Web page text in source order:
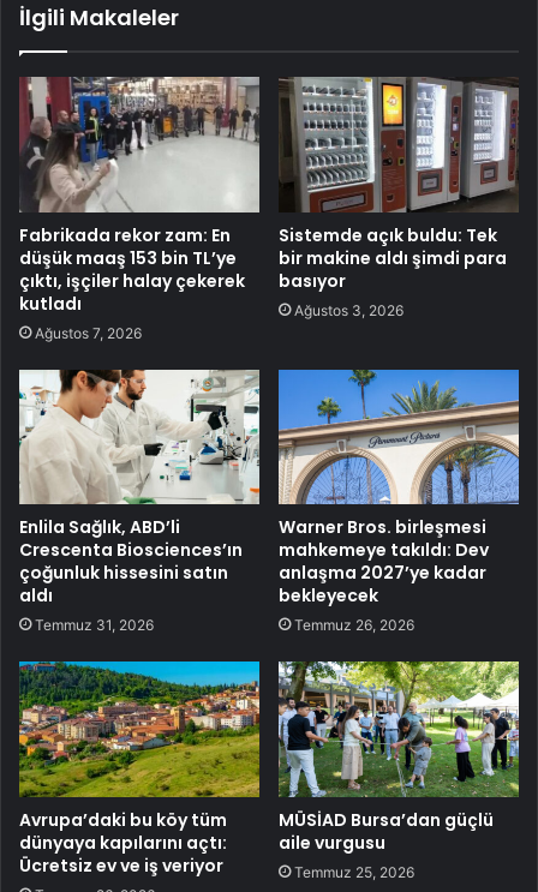
İlgili Makaleler
Fabrikada rekor zam: En
düşük maaş 153 bin TL’ye
çıktı, işçiler halay çekerek
kutladı
Ağustos 7, 2026
Sistemde açık buldu: Tek
bir makine aldı şimdi para
basıyor
Ağustos 3, 2026
Enlila Sağlık, ABD’li
Crescenta Biosciences’ın
çoğunluk hissesini satın
aldı
Temmuz 31, 2026
Warner Bros. birleşmesi
mahkemeye takıldı: Dev
anlaşma 2027’ye kadar
bekleyecek
Temmuz 26, 2026
Avrupa’daki bu köy tüm
dünyaya kapılarını açtı:
Ücretsiz ev ve iş veriyor
MÜSİAD Bursa’dan güçlü
aile vurgusu
Temmuz 25, 2026